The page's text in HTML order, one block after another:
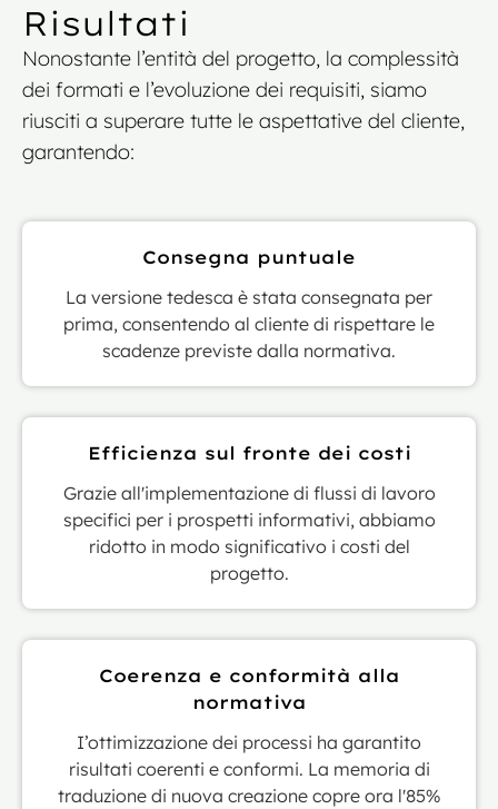
Risultati
Nonostante l’entità del progetto, la complessità
dei formati e l’evoluzione dei requisiti, siamo
riusciti a superare tutte le aspettative del cliente,
garantendo:
Consegna puntuale
La versione tedesca è stata consegnata per
prima, consentendo al cliente di rispettare le
scadenze previste dalla normativa.
Efficienza sul fronte dei costi
Grazie all'implementazione di flussi di lavoro
specifici per i prospetti informativi, abbiamo
ridotto in modo significativo i costi del
progetto.
Coerenza e conformità alla
normativa
I’ottimizzazione dei processi ha garantito
risultati coerenti e conformi. La memoria di
traduzione di nuova creazione copre ora l'85%